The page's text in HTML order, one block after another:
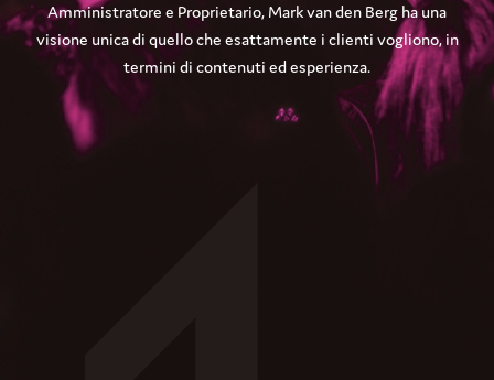
Amministratore e Proprietario, Mark van den Berg ha una
visione unica di quello che esattamente i clienti vogliono, in
termini di contenuti ed esperienza.